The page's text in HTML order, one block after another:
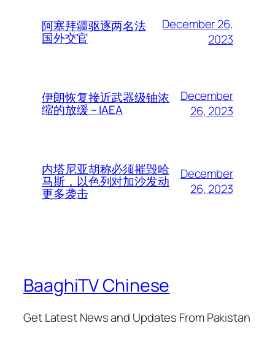
阿塞拜疆驱逐两名法
国外交官
December 26,
2023
伊朗恢复接近武器级铀浓
缩的放缓 – IAEA
December
26, 2023
内塔尼亚胡称必须摧毁哈
马斯，以色列对加沙发动
更多袭击
December
26, 2023
BaaghiTV Chinese
Get Latest News and Updates From Pakistan